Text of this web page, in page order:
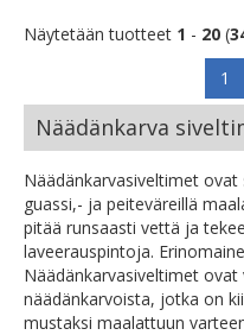
Näytetään tuotteet 1 - 20 (
1
Näädänkarva
Näädänkarvasiveltimet
guassi,- ja peiteväreillä
pitää runsaasti vettä ja
laveerauspintoja.
Näädänkarvasiveltimet
näädänkarvoista, jotka on
mustaksi maalattuun